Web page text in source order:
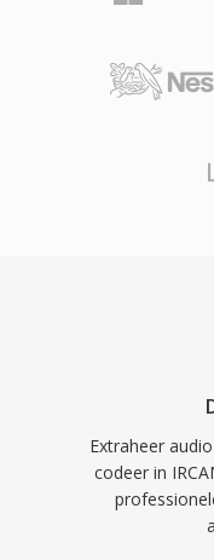
Extraheer
codeer in